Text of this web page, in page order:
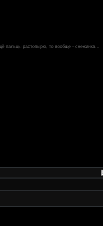
пальцы растопырю, то вообще - снежинка...